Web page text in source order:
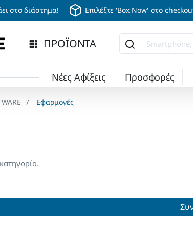
στο διάστημα! Επιλέξτε 'Box Now' στο
ΠΡΟΪΟΝΤΑ
Smartphone,
Θήκη,
Νέες Αφίξεις Προσφορές
Εφαρμογές